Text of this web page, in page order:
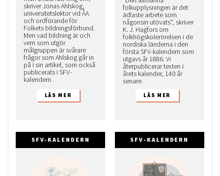
skriver Jonas Ahlskog,
universitetslektor vid ÅA
och ordförande för
Folkets bildningsförbund.
Men vad bildning är och
vem som utgör
målgruppen är svårare
frågor som Ahlskog går in
på i sin artikel, som också
publicerats i SFV-
kalendern.
folkupplysningen är det
ädlaste arbete som
någonsin utövats", skriver
K. J. Hagfors om
folkhögskolerörelsen i de
nordiska länderna i den
första SFV-kalendern som
utgavs år 1886. Vi
återpublicerar texten i
årets kalender, 140 år
senare.
SFV-KALENDERN SFV-KALENDERN